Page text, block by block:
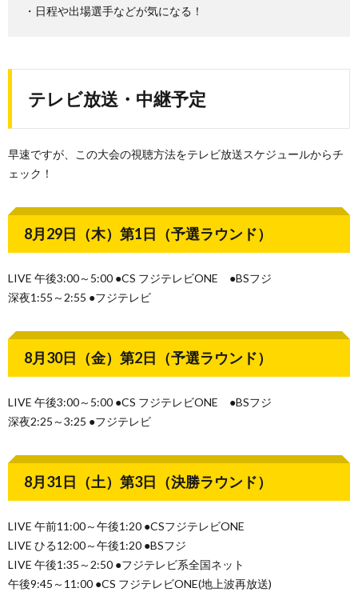
・日程や出場選手などが気になる！
テレビ放送・中継予定
早速ですが、この大会の視聴方法をテレビ放送スケジュールからチ
ェック！
8月29日（木）第1日（予選ラウンド）
LIVE 午後3:00～5:00 ●CS フジテレビONE ●BSフジ
深夜1:55～2:55 ●フジテレビ
8月30日（金）第2日（予選ラウンド）
LIVE 午後3:00～5:00 ●CS フジテレビONE ●BSフジ
深夜2:25～3:25 ●フジテレビ
8月31日（土）第3日（決勝ラウンド）
LIVE 午前11:00～午後1:20 ●CSフジテレビONE
LIVE ひる12:00～午後1:20 ●BSフジ
LIVE 午後1:35～2:50 ●フジテレビ系全国ネット
午後9:45～11:00 ●CS フジテレビONE(地上波再放送)